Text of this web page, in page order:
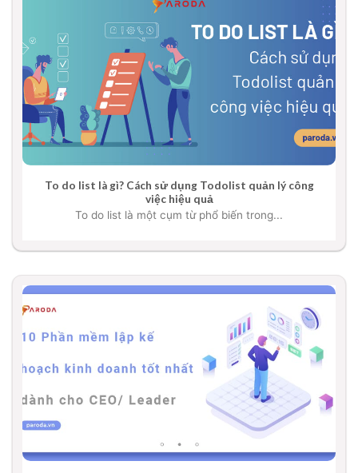
To do list là gì? Cách sử dụng Todolist quản lý công
việc hiệu quả
To do list là một cụm từ phổ biến trong...